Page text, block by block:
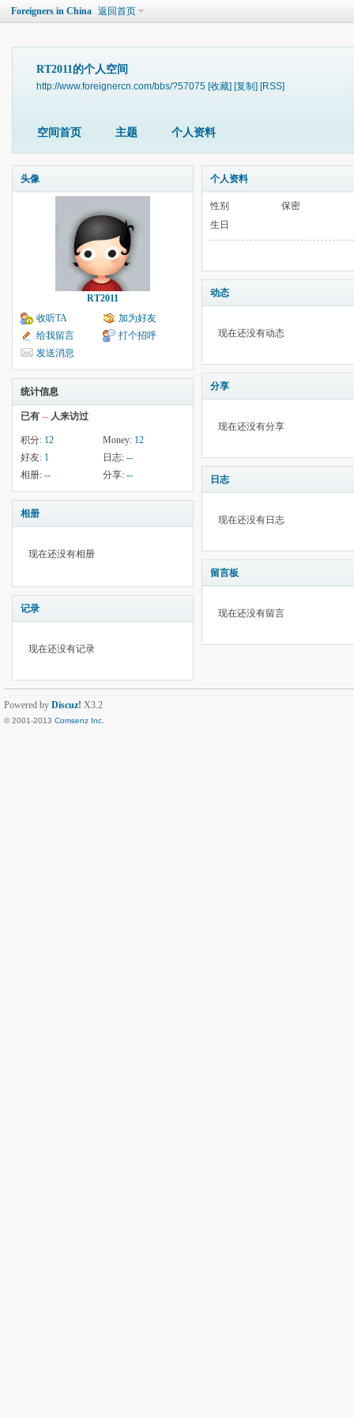
Foreigners in China 返回首页
RT2011的个人空间
http://www.foreignercn.com/bbs/?57075 [收藏] [复制] [RSS]
空间首页 主题 个人资料
头像
RT2011
收听TA
加为好友
给我留言
打个招呼
发送消息
统计信息
已有 -- 人来访过
积分: 12 Money: 12
好友: 1 日志: --
相册: -- 分享: --
相册
现在还没有相册
记录
现在还没有记录
个人资料
性别
保密
生日
动态
现在还没有动态
分享
现在还没有分享
日志
现在还没有日志
留言板
现在还没有留言
Powered by Discuz! X3.2
© 2001-2013 Comsenz Inc.